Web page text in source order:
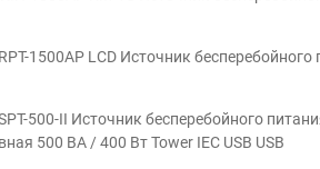
1500AP LCD Источник
500-II Источник бесперебойного
500 ВА / 400 Вт Tower IEC USB USB